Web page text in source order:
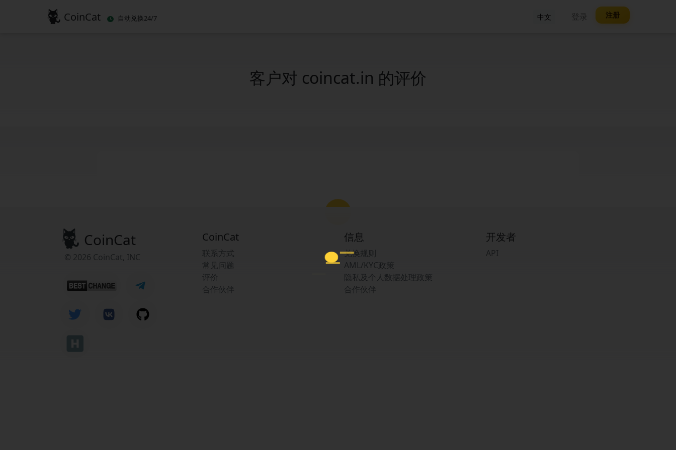
CoinCat 自动兑换24/7 中文 登录 注册
客户对 coincat.in 的评价
CoinCat
© 2026 CoinCat, INC
CoinCat
联系方式
常见问题
评价
合作伙伴
信息
兑换规则
AML/KYC政策
隐私及个人数据处理政策
合作伙伴
开发者
API